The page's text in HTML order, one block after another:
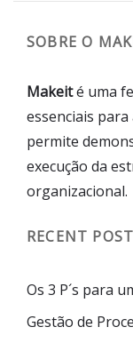
SOBRE O
Makeité uma
essenciais
permite
execução da
organizacional.
RECENT
Os 3 P´s para
Gestão de